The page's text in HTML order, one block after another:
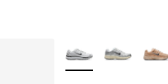
Meer kleuren